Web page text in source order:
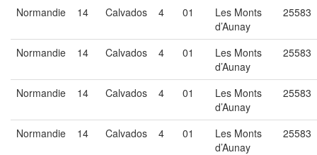
Normandie 14 Calvados 4 01
Les Monts
d’Aunay
25583
Normandie 14 Calvados 4 01
Les Monts
d’Aunay
25583
Normandie 14 Calvados 4 01
Les Monts
d’Aunay
25583
Normandie 14 Calvados 4 01
Les Monts
d’Aunay
25583